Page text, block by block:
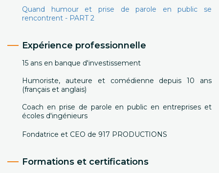
Quand humour et prise de parole en public se
rencontrent - PART 2
Expérience professionnelle
15 ans en banque d'investissement
Humoriste, auteure et comédienne depuis 10 ans
(français et anglais)
Coach en prise de parole en public en entreprises et
écoles d'ingénieurs
Fondatrice et CEO de 917 PRODUCTIONS
Formations et certifications